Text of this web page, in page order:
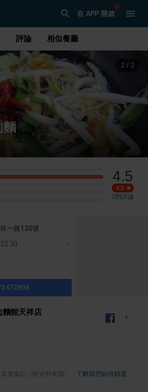
在 APP 開啟
評論 相似餐廳
2 / 2
麵
4.5
4.5
1則評論
一路120號
麵館天祥店
實食記（附資料來源） 了解我們如何精選